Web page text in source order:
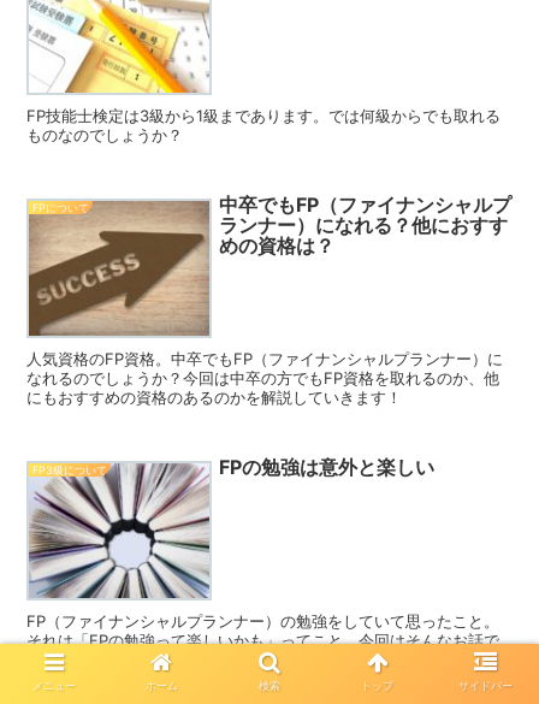
FP技能士検定は3級から1級まであります。では何級からでも取れる
ものなのでしょうか？
FPについて
中卒でもFP（ファイナンシャルプ
ランナー）になれる？他におすす
めの資格は？
人気資格のFP資格。中卒でもFP（ファイナンシャルプランナー）に
なれるのでしょうか？今回は中卒の方でもFP資格を取れるのか、他
にもおすすめの資格のあるのかを解説していきます！
FP3級について FPの勉強は意外と楽しい
FP（ファイナンシャルプランナー）の勉強をしていて思ったこと。
それは「FPの勉強って楽しいかも」ってこと。今回はそんなお話で
す♪
メニュー ホーム 検索 トップ サイドバー